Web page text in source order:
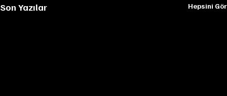
Son Yazılar Hepsini Gör